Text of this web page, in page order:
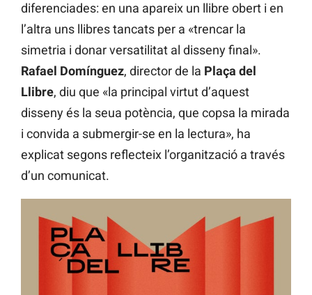
diferenciades: en una apareix un llibre obert i en
l’altra uns llibres tancats per a «trencar la
simetria i donar versatilitat al disseny final».
Rafael Domínguez, director de la Plaça del
Llibre, diu que «la principal virtut d’aquest
disseny és la seua potència, que copsa la mirada
i convida a submergir-se en la lectura», ha
explicat segons reflecteix l’organització a través
d’un comunicat.